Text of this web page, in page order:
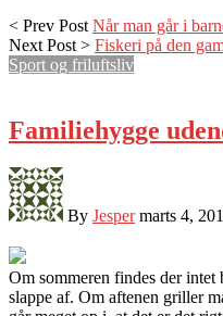
< Prev Post Når man går i
Next Post > Fiskeri på den
Sport og friluftsliv
Familiehygge
By Jesper marts 4,
Om sommeren findes der intet
slappe af. Om aftenen griller